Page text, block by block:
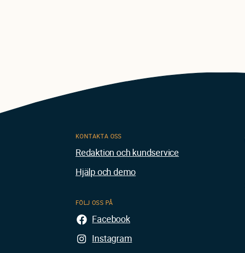
KONTAKTA OSS
Redaktion och kundservice
Hjälp och demo
FÖLJ OSS PÅ
Facebook
Instagram